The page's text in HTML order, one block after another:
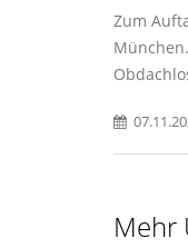
Zum
Mehr